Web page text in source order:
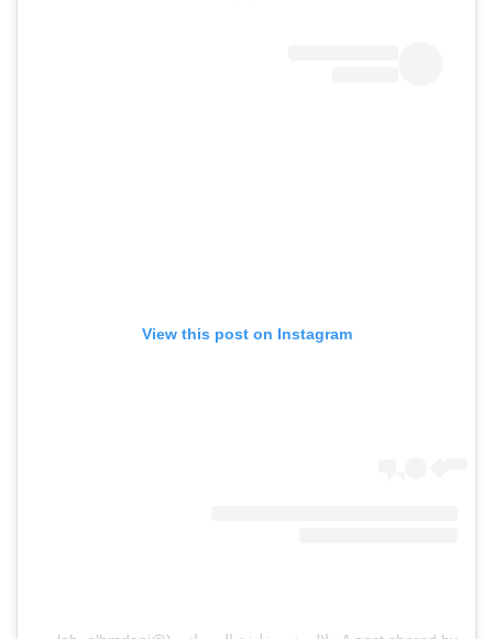
View this post on Instagram